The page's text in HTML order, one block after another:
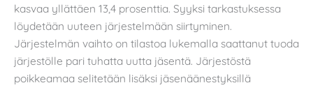
kasvaa yllättäen 13,4 prosenttia. Syyksi tarkastuksessa
löydetään uuteen järjestelmään siirtyminen.
Järjestelmän vaihto on tilastoa lukemalla saattanut tuoda
järjestölle pari tuhatta uutta jäsentä. Järjestöstä
poikkeamaa selitetään lisäksi jäsenäänestyksillä